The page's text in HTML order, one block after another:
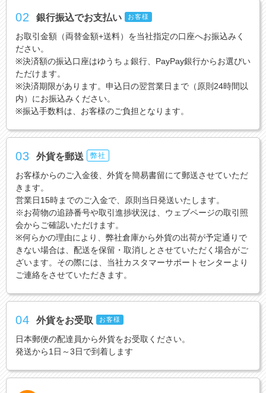
02 銀行振込でお支払い お客様
お取引金額（両替金額+送料）を当社指定の口座へお振込みく
ださい。
※決済額の振込口座はゆうちょ銀行、PayPay銀行からお選びい
ただけます。
※決済期限があります。申込日の翌営業日まで（原則24時間以
内）にお振込みください。
※振込手数料は、お客様のご負担となります。
03 外貨を郵送 弊社
お客様からのご入金後、外貨を簡易書留にて郵送させていただ
きます。
営業日15時までのご入金で、原則当日発送いたします。
※お荷物の追跡番号や取引進捗状況は、ウェブページの取引照
会からご確認いただけます。
※何らかの理由により、弊社倉庫から外貨の出荷が予定通りで
きない場合は、配送を保留・取消しとさせていただく場合がご
ざいます。その際には、当社カスタマーサポートセンターより
ご連絡をさせていただきます。
04 外貨をお受取 お客様
日本郵便の配達員から外貨をお受取ください。
発送から1日～3日で到着します